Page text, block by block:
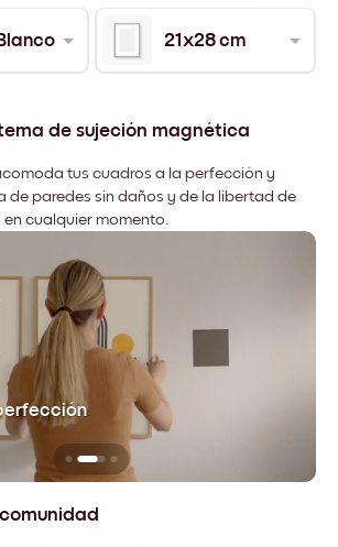
21x28 cm
de sujeción magnética
tus cuadros a la perfección y
de paredes sin daños y de la libertad de
cualquier momento.